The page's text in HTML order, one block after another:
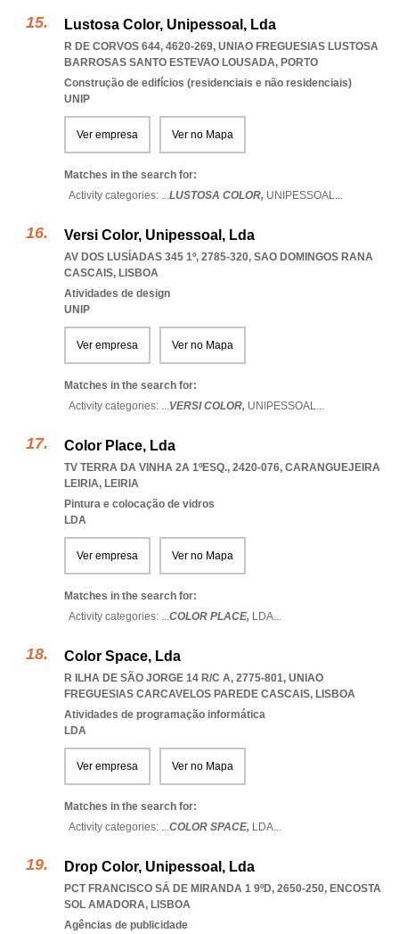
Lustosa Color, Unipessoal, Lda
R DE CORVOS 644, 4620-269, UNIAO FREGUESIAS LUSTOSA
BARROSAS SANTO ESTEVAO LOUSADA, PORTO
Construção de edifícios (residenciais e não residenciais)
UNIP
Ver empresa Ver no Mapa
Matches in the search for:
Activity categories: ...LUSTOSA COLOR, UNIPESSOAL...
Versi Color, Unipessoal, Lda
AV DOS LUSÍADAS 345 1º, 2785-320, SAO DOMINGOS RANA
CASCAIS, LISBOA
Atividades de design
UNIP
Ver empresa Ver no Mapa
Matches in the search for:
Activity categories: ...VERSI COLOR, UNIPESSOAL...
Color Place, Lda
TV TERRA DA VINHA 2A 1ºESQ., 2420-076, CARANGUEJEIRA
LEIRIA, LEIRIA
Pintura e colocação de vidros
LDA
Ver empresa Ver no Mapa
Matches in the search for:
Activity categories: ...COLOR PLACE, LDA...
Color Space, Lda
R ILHA DE SÃO JORGE 14 R/C A, 2775-801, UNIAO
FREGUESIAS CARCAVELOS PAREDE CASCAIS, LISBOA
Atividades de programação informática
LDA
Ver empresa Ver no Mapa
Matches in the search for:
Activity categories: ...COLOR SPACE, LDA...
Drop Color, Unipessoal, Lda
PCT FRANCISCO SÁ DE MIRANDA 1 9ºD, 2650-250, ENCOSTA
SOL AMADORA, LISBOA
Agências de publicidade